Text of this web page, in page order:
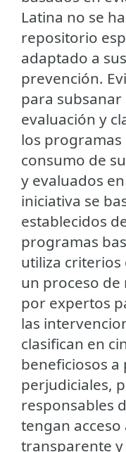
Latina no se
repositorio
adaptado a
prevención.
para subsanar
evaluación y
los
consumo de
y evaluados
iniciativa se
establecidos
programas
utiliza
un proceso
por expertos
las
clasifican en
beneficiosos
perjudiciales,
responsables
tengan
transparente y